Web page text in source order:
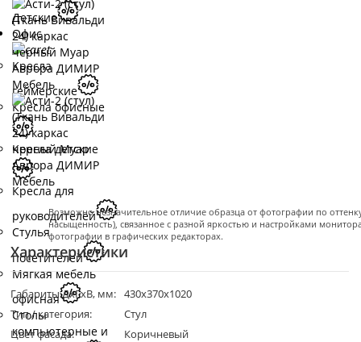
Детские
Офис
Кресла
геймерские
Кресла офисные
Кресла детские
Кресла для
руководителей
Стулья
посетителей
Мягкая мебель
офисная
Столы
компьютерные и
Возможно незначительное отличие образца от фотографии по
насыщенность), связанное с разной яркостью и настройками
фотографии в графических редакторах.
Характеристики
Габариты ДхГхВ, мм: 430x370x1020
Тип / категория:
Стул
Цвет фасада:
Коричневый